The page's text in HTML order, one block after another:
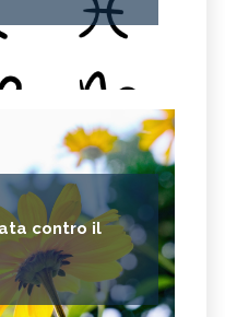
contro il